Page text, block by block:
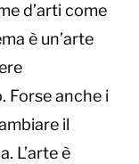
d’arti come
è un’arte
Forse anche i
il
L’arte è